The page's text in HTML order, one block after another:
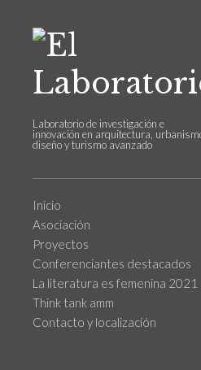
Laboratorio de investigación e
innovación en arquitectura,
diseño y turismo avanzado
Inicio
Asociación
Proyectos
Conferenciantes destacados
La literatura es femenina 2021
Think tank amm
Contacto y localización